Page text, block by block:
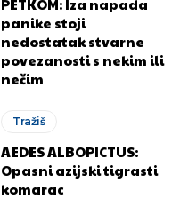
panike stoji
nedostatak stvarne
povezanosti s nekim ili
nečim
Tražiš
AEDES ALBOPICTUS:
Opasni azijski tigrasti
komarac